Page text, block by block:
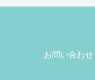
お問い合わせ